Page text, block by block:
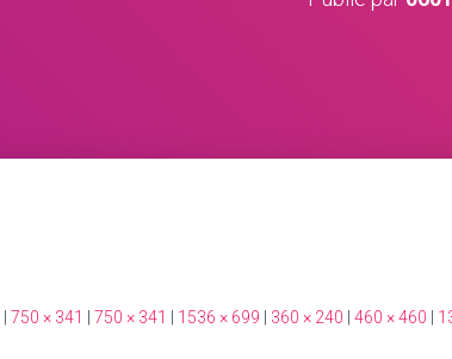
750 × 341 750 × 341 1536 × 699 360 × 240 460 × 460